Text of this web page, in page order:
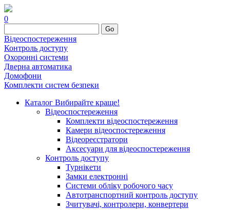
0
Go
Відеоспостереження
Контроль доступу
Охоронні системи
Дверна автоматика
Домофони
Комплекти систем безпеки
Каталог Вибирайте краще!
Відеоспостереження
Комплекти відеоспостереження
Камери відеоспостереження
Відеореєстратори
Аксесуари для відеоспостереження
Контроль доступу
Турнікети
Замки електронні
Системи обліку робочого часу
Автотранспортний контроль доступу
Зчитувачі, контролери, конвертери